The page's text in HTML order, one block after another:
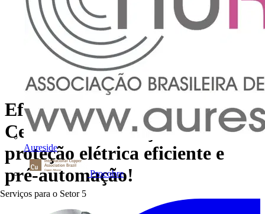
Aureside
Procobre
Serviços para o Setor 5
Eficiência energética acessível?
Certamente. Soluções ABB:
proteção elétrica eficiente e
pré-automação!